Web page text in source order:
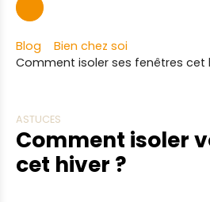
Blog
Bien chez soi
Comment isoler ses fenêtres cet
ASTUCES
Comment isoler
cet hiver ?